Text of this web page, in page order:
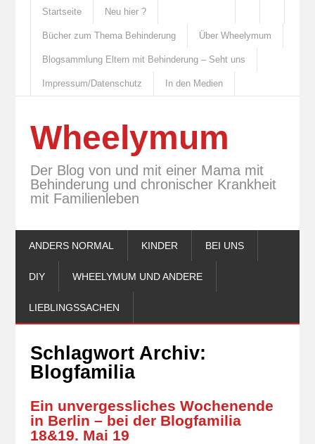
Startseite Neu hier ?
Bücher zum Thema Behinderung Über Wheelymum
Blogsammlung Eltern mit Behinderung – Seht uns
Impressum/Datenschutz In den Medien
Wheelymum
Der Blog von und mit einer Mama mit
Behinderung und chronischer Krankheit
mit Familienleben
ANDERS NORMAL KINDER BEI UNS
DIY WHEELYMUM UND ANDERE
LIEBLINGSSACHEN
Schlagwort Archiv:
Blogfamilia
Ein unvergessliches Wochenende
in Berlin – bei der Blogfamilia
18&19. Mai 19